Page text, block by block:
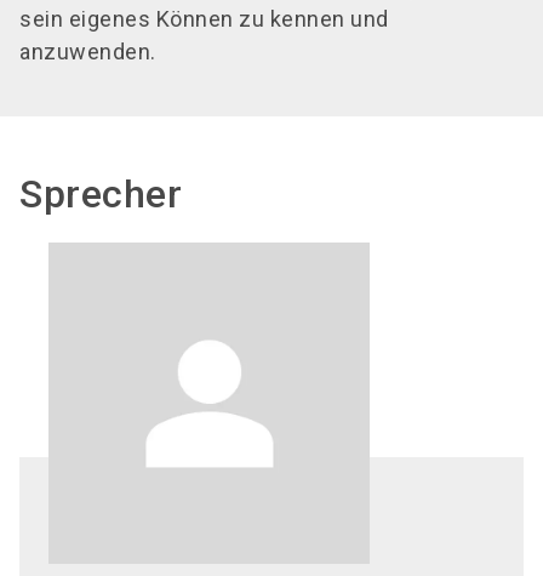
sein eigenes Können zu kennen und
anzuwenden.
Sprecher